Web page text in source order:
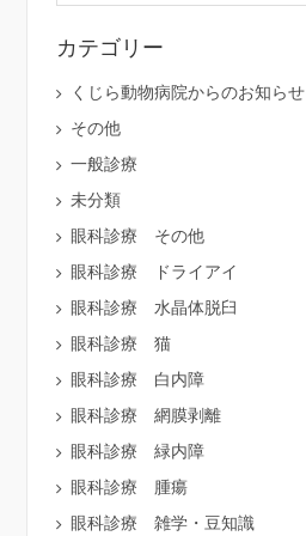
カテゴリー
くじら動物病院からのお知らせ
その他
一般診療
未分類
眼科診療 その他
眼科診療 ドライアイ
眼科診療 水晶体脱臼
眼科診療 猫
眼科診療 白内障
眼科診療 網膜剥離
眼科診療 緑内障
眼科診療 腫瘍
眼科診療 雑学・豆知識